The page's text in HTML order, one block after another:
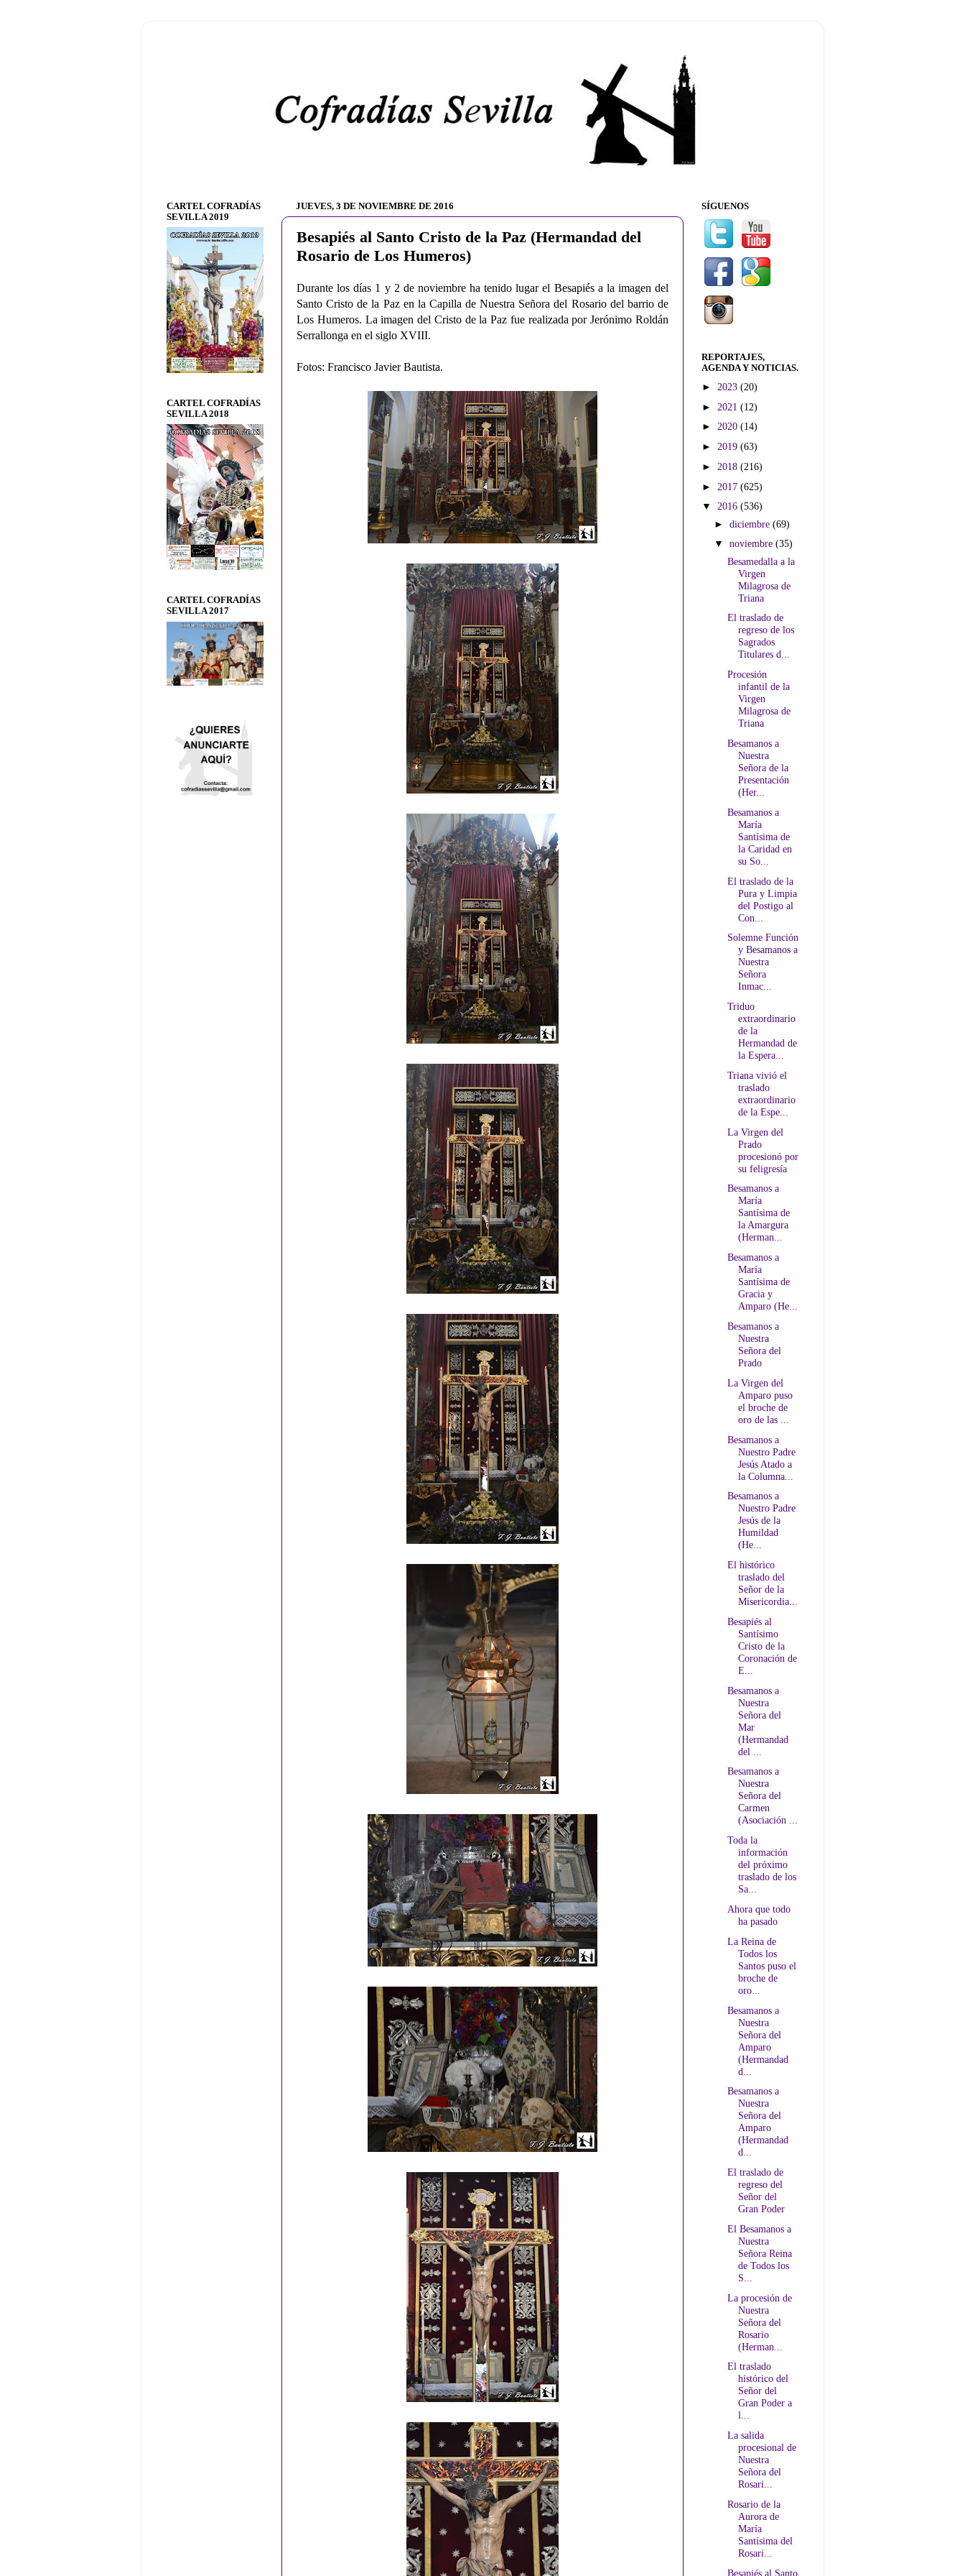
JUEVES, 3 DE NOVIEMBRE DE 2016
Besapiés al Santo Cristo de la Paz (Hermandad del
Rosario de Los Humeros)
Durante los días 1 y 2 de noviembre ha tenido lugar el Besapiés a la imagen del
Santo Cristo de la Paz en la Capilla de Nuestra Señora del Rosario del barrio de
Los Humeros. La imagen del Cristo de la Paz fue realizada por Jerónimo Roldán
Serrallonga en el siglo XVIII.
Fotos: Francisco Javier Bautista.
CARTEL COFRADÍAS
SEVILLA 2019
CARTEL COFRADÍAS
SEVILLA 2018
CARTEL COFRADÍAS
SEVILLA 2017
SÍGUENOS
REPORTAJES,
AGENDA Y NOTICIAS.
► 2023 (20)
► 2021 (12)
► 2020 (14)
► 2019 (63)
► 2018 (216)
► 2017 (625)
▼ 2016 (536)
►diciembre(69)
▼noviembre(35)
Besamedalla a la
Virgen
Milagrosa de
Triana
El traslado de
regreso de los
Sagrados
Titulares d...
Procesión
infantil de la
Virgen
Milagrosa de
Triana
Besamanos a
Nuestra
Señora de la
Presentación
(Her...
Besamanos a
María
Santísima de
la Caridad en
su So...
El traslado de la
Pura y Limpia
del Postigo al
Con...
Solemne Función
y Besamanos a
Nuestra
Señora
Inmac...
Triduo
extraordinario
de la
Hermandad de
la Espera...
Triana vivió el
traslado
extraordinario
de la Espe...
La Virgen del
Prado
procesionó por
su feligresía
Besamanos a
María
Santísima de
la Amargura
(Herman...
Besamanos a
María
Santísima de
Gracia y
Amparo (He...
Besamanos a
Nuestra
Señora del
Prado
La Virgen del
Amparo puso
el broche de
oro de las ...
Besamanos a
Nuestro Padre
Jesús Atado a
la Columna...
Besamanos a
Nuestro Padre
Jesús de la
Humildad
(He...
El histórico
traslado del
Señor de la
Misericordia...
Besapiés al
Santísimo
Cristo de la
Coronación de
E...
Besamanos a
Nuestra
Señora del
Mar
(Hermandad
del ...
Besamanos a
Nuestra
Señora del
Carmen
(Asociación ...
Toda la
información
del próximo
traslado de los
Sa...
Ahora que todo
ha pasado
La Reina de
Todos los
Santos puso el
broche de
oro...
Besamanos a
Nuestra
Señora del
Amparo
(Hermandad
d...
Besamanos a
Nuestra
Señora del
Amparo
(Hermandad
d...
El traslado de
regreso del
Señor del
Gran Poder
El Besamanos a
Nuestra
Señora Reina
de Todos los
S...
La procesión de
Nuestra
Señora del
Rosario
(Herman...
El traslado
histórico del
Señor del
Gran Poder a
l...
La salida
procesional de
Nuestra
Señora del
Rosari...
Rosario de la
Aurora de
María
Santísima del
Rosari...
Besapiés al Santo